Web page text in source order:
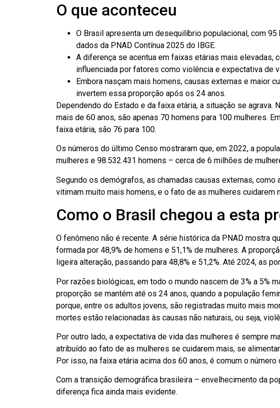
O que aconteceu
O Brasil apresenta um desequilíbrio populacional, com
dados da PNAD Contínua 2025 do IBGE.
A diferença se acentua em faixas etárias mais elevadas,
influenciada por fatores como violência e expectativa de
Embora nasçam mais homens, causas externas e maior
invertem essa proporção após os 24 anos.
Dependendo do Estado e da faixa etária, a situação se agrava.
mais de 60 anos, são apenas 70 homens para 100 mulheres.
faixa etária, são 76 para 100.
Os números do último Censo mostraram que, em 2022, a
mulheres e 98.532.431 homens – cerca de 6 milhões de
Segundo os demógrafos, as chamadas causas externas, como
vitimam muito mais homens, e o fato de as mulheres cuidarem
Como o Brasil chegou a esta
O fenômeno não é recente. A série histórica da PNAD mostra
formada por 48,9% de homens e 51,1% de mulheres. A
ligeira alteração, passando para 48,8% e 51,2%. Até 2024, as
Por razões biológicas, em todo o mundo nascem de 3% a 5%
proporção se mantém até os 24 anos, quando a população
porque, entre os adultos jovens, são registradas muito mais
mortes estão relacionadas às causas não naturais, ou seja,
Por outro lado, a expectativa de vida das mulheres é sempre
atribuído ao fato de as mulheres se cuidarem mais, se
Por isso, na faixa etária acima dos 60 anos, é comum o
Com a transição demográfica brasileira – envelhecimento da
diferença fica ainda mais evidente.